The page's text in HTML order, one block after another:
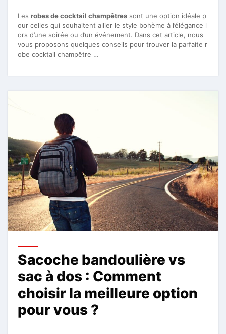
Les robes de cocktail champêtres sont une option idéale p
our celles qui souhaitent allier le style bohème à l’élégance l
ors d’une soirée ou d’un événement. Dans cet article, nous
vous proposons quelques conseils pour trouver la parfaite r
obe cocktail champêtre …
Sacoche bandoulière vs
sac à dos : Comment
choisir la meilleure option
pour vous ?